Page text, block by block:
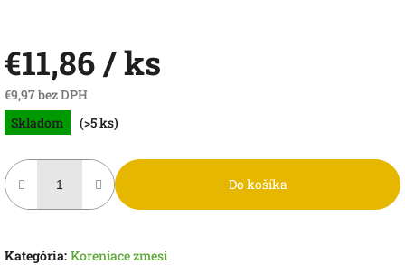
€11,86 / ks
€9,97 bez DPH
Jednotková
cena:
Skladom (>5 ks)
Do košíka
Kategória: Koreniace zmesi